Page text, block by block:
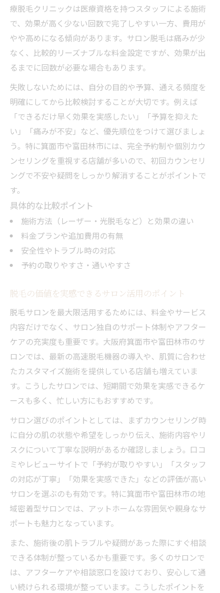
療脱毛クリニックは医療資格を持つスタッフによる施術
で、効果が高く少ない回数で完了しやすい一方、費用が
やや高めになる傾向があります。サロン脱毛は痛みが少
なく、比較的リーズナブルな料金設定ですが、効果が出
るまでに回数が必要な場合もあります。
失敗しないためには、自分の目的や予算、通える頻度を
明確にしてから比較検討することが大切です。例えば
「できるだけ早く効果を実感したい」「予算を抑えた
い」「痛みが不安」など、優先順位をつけて選びましょ
う。特に箕面市や富田林市には、完全予約制や個別カウ
ンセリングを重視する店舗が多いので、初回カウンセリ
ングで不安や疑問をしっかり解消することがポイントで
す。
具体的な比較ポイント
施術方法（レーザー・光脱毛など）と効果の違い
料金プランや追加費用の有無
安全性やトラブル時の対応
予約の取りやすさ・通いやすさ
脱毛の価値を実感できるサロン活用のポイント
脱毛サロンを最大限活用するためには、料金やサービス
内容だけでなく、サロン独自のサポート体制やアフター
ケアの充実度も重要です。大阪府箕面市や富田林市のサ
ロンでは、最新の高速脱毛機器の導入や、肌質に合わせ
たカスタマイズ施術を提供している店舗も増えていま
す。こうしたサロンでは、短期間で効果を実感できるケ
ースも多く、忙しい方にもおすすめです。
サロン選びのポイントとしては、まずカウンセリング時
に自分の肌の状態や希望をしっかり伝え、施術内容やリ
スクについて丁寧な説明があるか確認しましょう。口コ
ミやレビューサイトで「予約が取りやすい」「スタッフ
の対応が丁寧」「効果を実感できた」などの評価が高い
サロンを選ぶのも有効です。特に箕面市や富田林市の地
域密着型サロンでは、アットホームな雰囲気や親身なサ
ポートも魅力となっています。
また、施術後の肌トラブルや疑問があった際にすぐ相談
できる体制が整っているかも重要です。多くのサロンで
は、アフターケアや相談窓口を設けており、安心して通
い続けられる環境が整っています。こうしたポイントを